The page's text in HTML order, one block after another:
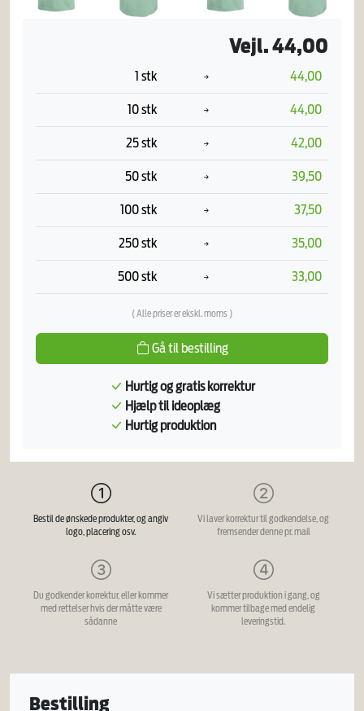
Vejl. 44,00
1 stk 44,00
10 stk 44,00
25 stk 42,00
50 stk 39,50
100 stk 37,50
250 stk 35,00
500 stk 33,00
( Alle priser er ekskl. moms )
Gå til bestilling
Hurtig og gratis korrektur
Hjælp til ideoplæg
Hurtig produktion
Bestil de ønskede produkter, og angiv
logo, placering osv.
Vi laver korrektur til godkendelse, og
fremsender denne pr. mail
Du godkender korrektur, eller kommer
med rettelser hvis der måtte være
sådanne
Vi sætter produktion i gang, og
kommer tilbage med endelig
leveringstid.
Bestilling